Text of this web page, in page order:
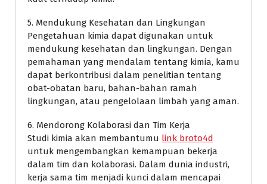
5. Mendukung Kesehatan dan Lingkungan
Pengetahuan kimia dapat digunakan untuk
mendukung kesehatan dan lingkungan. Dengan
pemahaman yang mendalam tentang kimia, kamu
dapat berkontribusi dalam penelitian tentang
obat-obatan baru, bahan-bahan ramah
lingkungan, atau pengelolaan limbah yang aman.
6. Mendorong Kolaborasi dan Tim Kerja
Studi kimia akan membantumu link broto4d
untuk mengembangkan kemampuan bekerja
dalam tim dan kolaborasi. Dalam dunia industri,
kerja sama tim menjadi kunci dalam mencapai